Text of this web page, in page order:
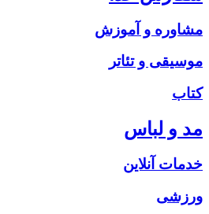
مشاوره و آموزش
موسیقی و تئاتر
کتاب
مد و لباس
خدمات آنلاین
ورزشی